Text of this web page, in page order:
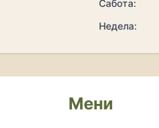
Сабота:
Недела:
Мени